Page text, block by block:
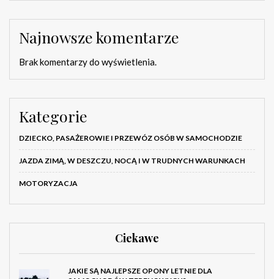
Najnowsze komentarze
Brak komentarzy do wyświetlenia.
Kategorie
DZIECKO, PASAŻEROWIE I PRZEWÓZ OSÓB W SAMOCHODZIE
JAZDA ZIMĄ, W DESZCZU, NOCĄ I W TRUDNYCH WARUNKACH
MOTORYZACJA
Ciekawe
JAKIE SĄ NAJLEPSZE OPONY LETNIE DLA